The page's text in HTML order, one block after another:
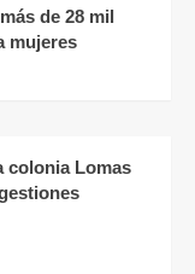
de 28 mil
mujeres
colonia Lomas